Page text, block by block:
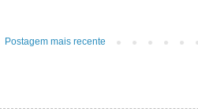
Postagem mais recente